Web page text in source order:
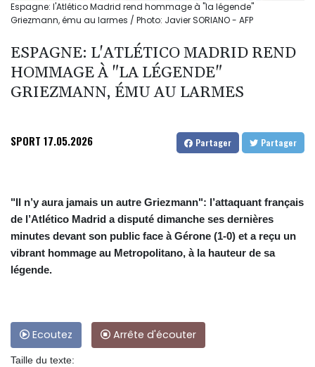
Espagne: l'Atlético Madrid rend hommage à "la légende"
Griezmann, ému au larmes / Photo: Javier SORIANO - AFP
ESPAGNE: L'ATLÉTICO MADRID REND
HOMMAGE À "LA LÉGENDE"
GRIEZMANN, ÉMU AU LARMES
SPORT 17.05.2026 Partager Partager
"Il n’y aura jamais un autre Griezmann": l’attaquant français
de l’Atlético Madrid a disputé dimanche ses dernières
minutes devant son public face à Gérone (1-0) et a reçu un
vibrant hommage au Metropolitano, à la hauteur de sa
légende.
Ecoutez Arrête d'écouter
Taille du texte: